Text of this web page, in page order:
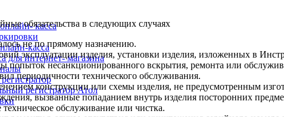
касса
касса
для интернет- магазина
регистратор Атол
обязательства в следующих случаях
не по прямому назначению.
эксплуатации изделия, установки изделия, изложенных в
попыток несанкционированного вскрытия, ремонта или
периодичности технического обслуживания.
конструкции или схемы изделия, не предусмотренным
вызванные попаданием внутрь изделия посторонних
техническое обслуживание или чистка.